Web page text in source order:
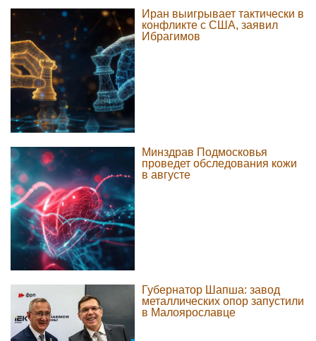
Иран выигрывает тактически в
конфликте с США, заявил
Ибрагимов
Минздрав Подмосковья
проведет обследования кожи
в августе
Губернатор Шапша: завод
металлических опор запустили
в Малоярославце